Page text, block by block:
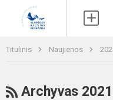
Titulinis Naujienos
RSS
Archyvas